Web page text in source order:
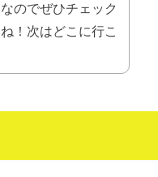
のでぜひチェック
！次はどこに行こ